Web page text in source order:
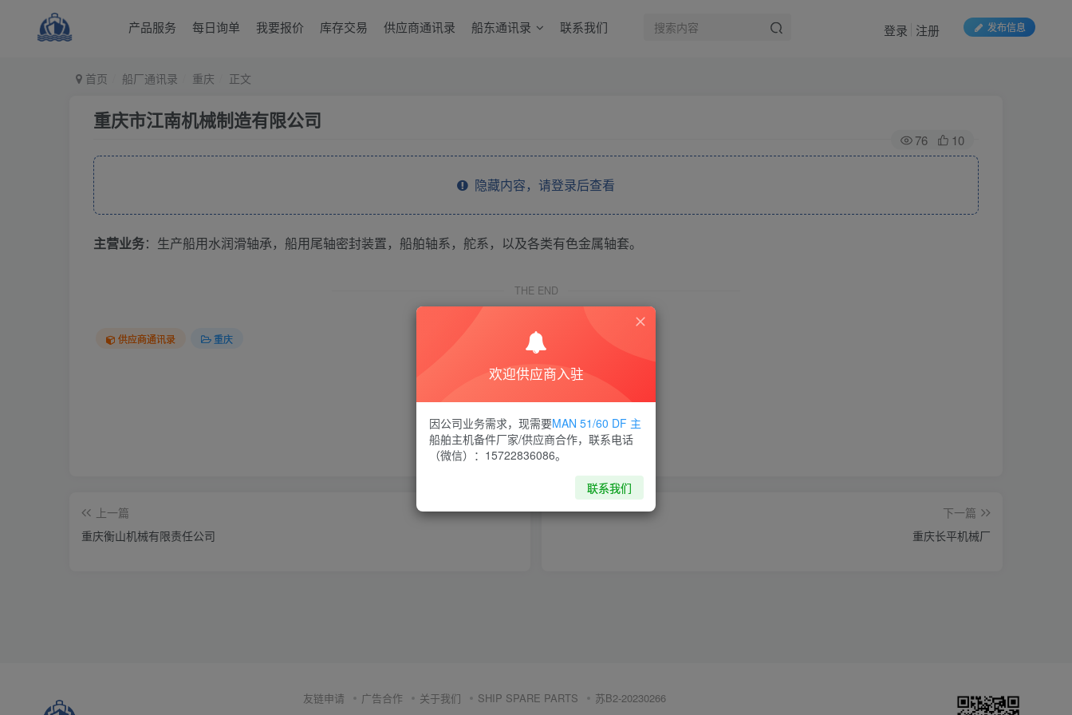
产品服务 每日询单 我要报价 库存交易 供应商通讯录 船东通讯录 联系我们 发布信息
登录 注册
首页 船厂通讯录 重庆 正文
重庆市江南机械制造有限公司
76 10
隐藏内容，请登录后查看
主营业务：生产船用水润滑轴承，船用尾轴密封装置，船舶轴系，舵系，以及各类有色金属轴套。
THE END
供应商通讯录 重庆
喜欢就支持一下吧
点赞10 分享 收藏
上一篇
重庆衡山机械有限责任公司
下一篇
重庆长平机械厂
友链申请 广告合作 关于我们 SHIP SPARE PARTS 苏B2-20230266
欢迎供应商入驻
因公司业务需求，现需要MAN 51/60 DF 主
船舶主机备件厂家/供应商合作，联系电话
（微信）：15722836086。
联系我们